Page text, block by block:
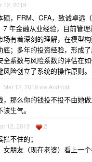
12, 2019
硕，FRM、CFA，致诚卓远
7 年金融从业经验，目前管
场有着深刻的理解，在模型
底；多年的投资经验，形成
全系数与风险系数的评估在
险创立了系统的操作原则。
Mar 12, 2019 via Android
，那么你的钱投不投不由她
生气。
12, 2019 2
不住的；
女朋友（现在老婆）看上一